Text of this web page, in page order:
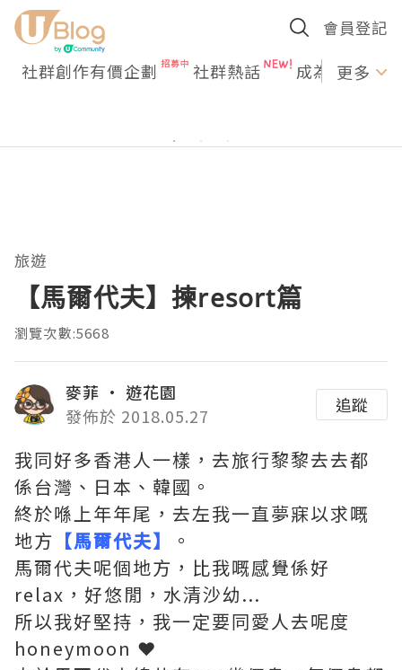
會員登記
社群創作有價企劃 社群熱話 成為U更多
旅遊
【馬爾代夫】揀resort篇
瀏覽次數:5668
麥菲 • 遊花園
發佈於 2018.05.27
追蹤
我同好多香港人一樣，去旅行黎黎去去都
係台灣、日本、韓國。
終於喺上年年尾，去左我一直夢寐以求嘅
地方 【馬爾代夫】
。
馬爾代夫呢個地方，比我嘅感覺係好
relax，好悠閒，水清沙幼...
所以我好堅持，我一定要同愛人去呢度
honeymoon ❤